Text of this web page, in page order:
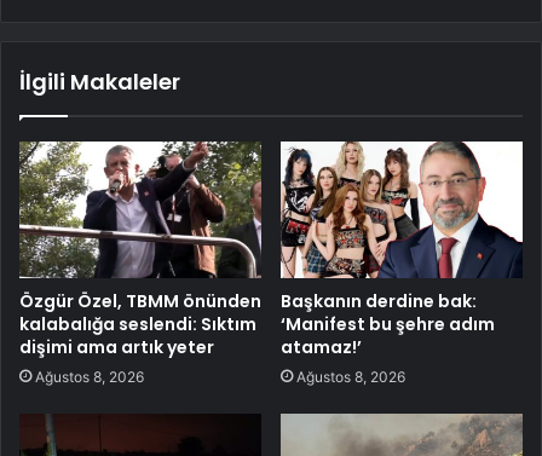
İlgili Makaleler
Özgür Özel, TBMM önünden
kalabalığa seslendi: Sıktım
dişimi ama artık yeter
Ağustos 8, 2026
Başkanın derdine bak:
‘Manifest bu şehre adım
atamaz!’
Ağustos 8, 2026